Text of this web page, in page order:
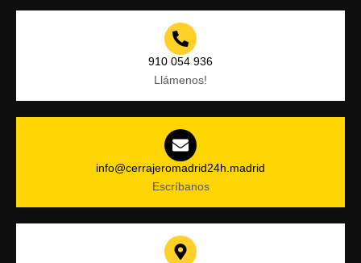
910 054 936
Llámenos!
info@cerrajeromadrid24h.madrid
Escríbanos